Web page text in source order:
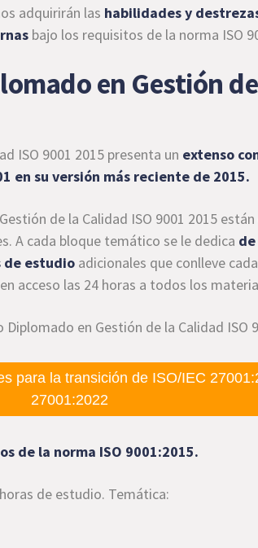
adquirirán las habilidades y
bajo los requisitos de la norma ISO
en Gestión
ISO 9001 2015 presenta un extenso
en su versión más reciente de 2015.
de la Calidad ISO 9001 2015 están
A cada bloque temático se le dedica
de estudio adicionales que conlleve
acceso las 24 horas a todos los
en Gestión de la Calidad ISO
para la transición de ISO/IEC
27001:2022
de la norma ISO 9001:2015.
de estudio. Temática: